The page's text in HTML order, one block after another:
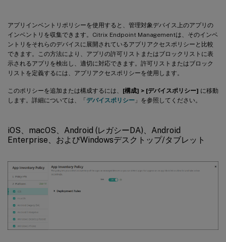
アプリインベントリポリシーを使用すると、管理対象デバイス上のアプリの
インベントリを収集できます。Citrix Endpoint Managementは、そのインベ
ントリをそれらのデバイスに展開されているアプリアクセスポリシーと比較
できます。この方法により、アプリの許可リストまたはブロックリストに表
示されるアプリを検出し、適切に対応できます。許可リストまたはブロック
リストを定義するには、アプリアクセスポリシーを使用します。
このポリシーを追加または構成するには、 [構成] > [デバイスポリシー] に移動
します。詳細については、「デバイスポリシー 」を参照してください。
iOS、macOS、Android (レガシーDA)、Android
Enterprise、およびWindowsデスクトップ/タブレット